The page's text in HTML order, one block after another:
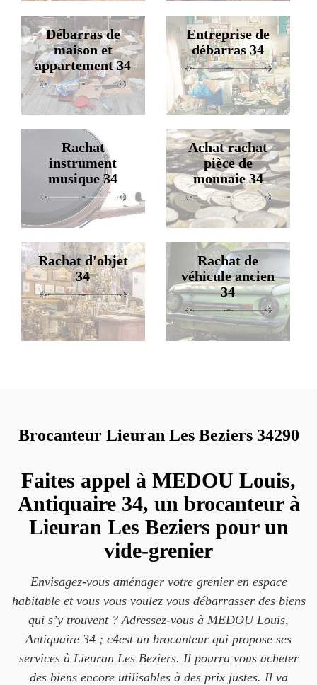
Débarras de
maison et
appartement 34
Entreprise de
débarras 34
Rachat
instrument
musique 34
Achat rachat
pièce de
monnaie 34
Rachat d'objet
34
Rachat de
véhicule ancien
34
Brocanteur Lieuran Les Beziers 34290
Faites appel à MEDOU Louis,
Antiquaire 34, un brocanteur à
Lieuran Les Beziers pour un
vide-grenier
Envisagez-vous aménager votre grenier en espace
habitable et vous vous voulez vous débarrasser des biens
qui s’y trouvent ? Adressez-vous à MEDOU Louis,
Antiquaire 34 ; c4est un brocanteur qui propose ses
services à Lieuran Les Beziers. Il pourra vous acheter
des biens encore utilisables à des prix justes. Il va